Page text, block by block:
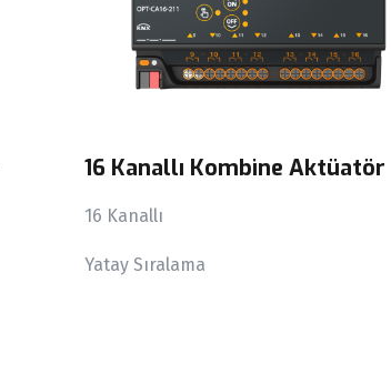
16 Kanallı Kombine Aktüatör
16 Kanallı
Yatay Sıralama